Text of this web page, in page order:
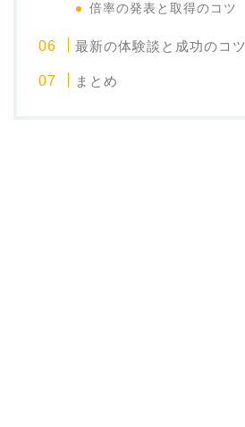
倍率の発表と取得のコツ
最新の体験談と成功のコツ
まとめ